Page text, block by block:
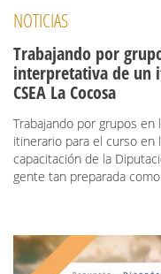
NOTICIAS
Trabajando por
interpretativa de un
CSEA La Cocosa
Trabajando por grupos
itinerario para el curso en
capacitación de la
gente tan preparada